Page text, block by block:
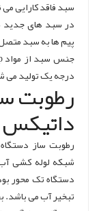
سبد فاقد کارایی
پیم ها به سبد
درجه یک تولید می
رطوبت
داتیکس 10:
شبکه لوله کشی
تبخیر آب می باشد.